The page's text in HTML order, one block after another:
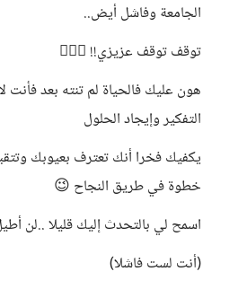
الجامعة وفاشل أيض..
توقف توقف عزيزي!! 🙋🏻‍♂️
هون عليك فالحياة لم تنته بعد فأنت
التفكير وإيجاد الحلول
يكفيك فخرا أنك تعترف بعيوبك
خطوة في طريق النجاح 😉
اسمح لي بالتحدث إليك قليلا ..لن
(أنت لست فاشلا)